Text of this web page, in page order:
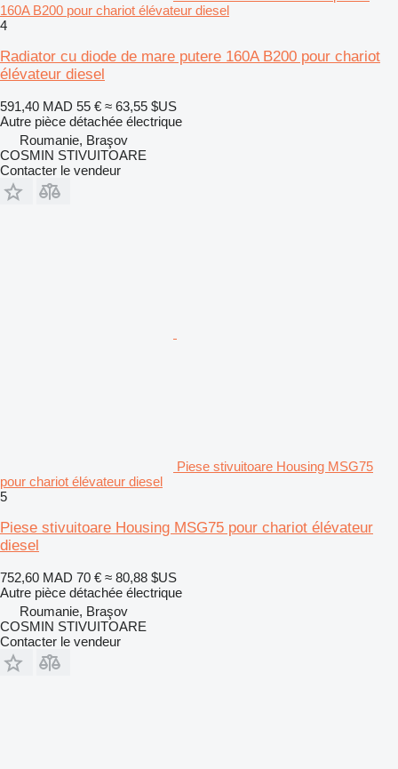
160A B200 pour chariot élévateur diesel
4
Radiator cu diode de mare putere 160A B200 pour chariot
élévateur diesel
591,40 MAD 55 € ≈ 63,55 $US
Autre pièce détachée électrique
Roumanie, Braşov
COSMIN STIVUITOARE
Contacter le vendeur
Piese stivuitoare Housing MSG75
pour chariot élévateur diesel
5
Piese stivuitoare Housing MSG75 pour chariot élévateur
diesel
752,60 MAD 70 € ≈ 80,88 $US
Autre pièce détachée électrique
Roumanie, Braşov
COSMIN STIVUITOARE
Contacter le vendeur